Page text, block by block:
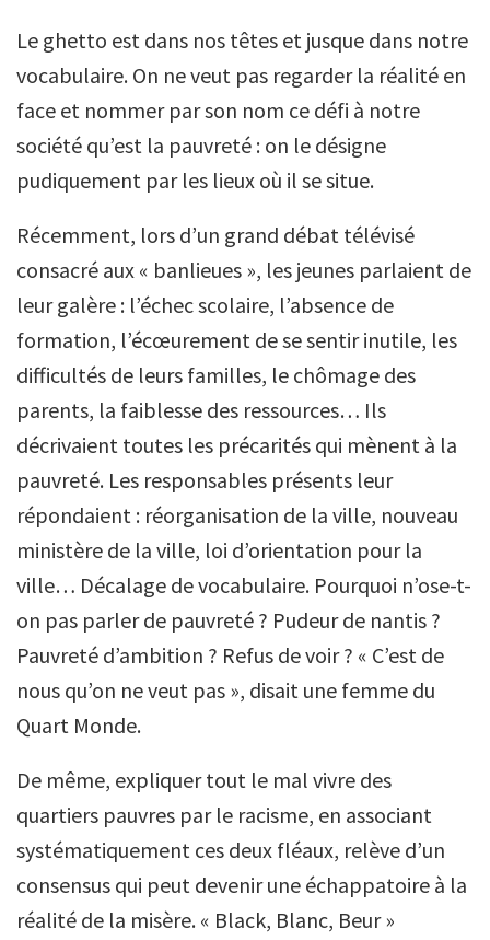
Le ghetto est dans nos têtes et jusque dans notre
vocabulaire. On ne veut pas regarder la réalité en
face et nommer par son nom ce défi à notre
société qu’est la pauvreté : on le désigne
pudiquement par les lieux où il se situe.
Récemment, lors d’un grand débat télévisé
consacré aux « banlieues », les jeunes parlaient de
leur galère : l’échec scolaire, l’absence de
formation, l’écœurement de se sentir inutile, les
difficultés de leurs familles, le chômage des
parents, la faiblesse des ressources… Ils
décrivaient toutes les précarités qui mènent à la
pauvreté. Les responsables présents leur
répondaient : réorganisation de la ville, nouveau
ministère de la ville, loi d’orientation pour la
ville… Décalage de vocabulaire. Pourquoi n’ose-t-
on pas parler de pauvreté ? Pudeur de nantis ?
Pauvreté d’ambition ? Refus de voir ? « C’est de
nous qu’on ne veut pas », disait une femme du
Quart Monde.
De même, expliquer tout le mal vivre des
quartiers pauvres par le racisme, en associant
systématiquement ces deux fléaux, relève d’un
consensus qui peut devenir une échappatoire à la
réalité de la misère. « Black, Blanc, Beur »